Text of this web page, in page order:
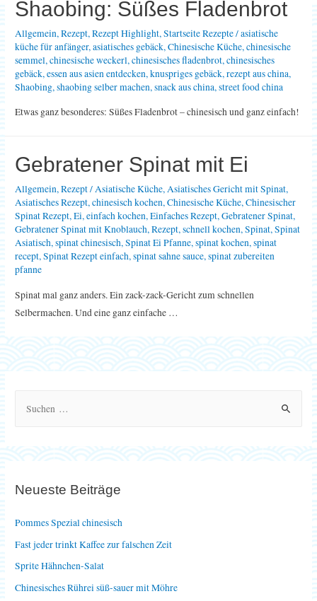
Shaobing: Süßes Fladenbrot
Allgemein,Rezept,Rezept Highlight,Startseite Rezepte/asiatische
küche für anfänger,asiatisches gebäck,Chinesische Küche,chinesische
semmel,chinesische weckerl,chinesisches fladenbrot,chinesisches
gebäck,essen aus asien entdecken,knuspriges gebäck,rezept aus china,
Shaobing,shaobing selber machen,snack aus china,street food china
Etwas ganz besonderes: Süßes Fladenbrot – chinesisch und ganz einfach!
Gebratener Spinat mit Ei
Allgemein,Rezept/Asiatische Küche,Asiatisches Gericht mit Spinat,
Asiatisches Rezept,chinesisch kochen,Chinesische Küche,Chinesischer
Spinat Rezept,Ei,einfach kochen,Einfaches Rezept,Gebratener Spinat,
Gebratener Spinat mit Knoblauch,Rezept,schnell kochen,Spinat,Spinat
Asiatisch,spinat chinesisch,Spinat Ei Pfanne,spinat kochen,spinat
recept,Spinat Rezept einfach,spinat sahne sauce,spinat zubereiten
pfanne
Spinat mal ganz anders. Ein zack-zack-Gericht zum schnellen
Selbermachen. Und eine ganz einfache …
n
c
h
:
Neueste Beiträge
Pommes Spezial chinesisch
Fast jeder trinkt Kaffee zur falschen Zeit
Sprite Hähnchen-Salat
Chinesisches Rührei süß-sauer mit Möhre